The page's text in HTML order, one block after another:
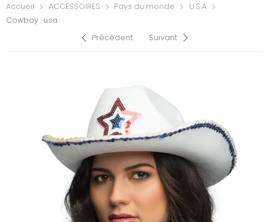
Accueil ACCESSOIRES Pays du monde
U.S.A
Cowboy : usa
Précédent
Suivant